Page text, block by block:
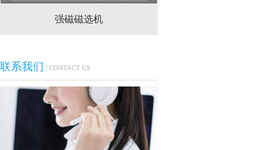
强磁磁选机
联系我们 / CONTACT US